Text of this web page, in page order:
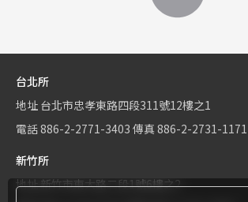
台北所
地址 台北市忠孝東路四段311號12樓之1
電話886-2-2771-3403 傳真 886-2-2731-1171
新竹所
地址新竹市東大路二段1號6樓之2